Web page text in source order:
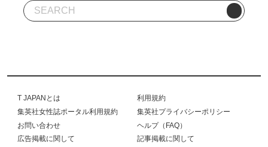
T JAPANとは
利用規約
集英社女性誌ポータル利用規約
集英社プライバシーポリシー
お問い合わせ
ヘルプ（FAQ）
広告掲載に関して
記事掲載に関して